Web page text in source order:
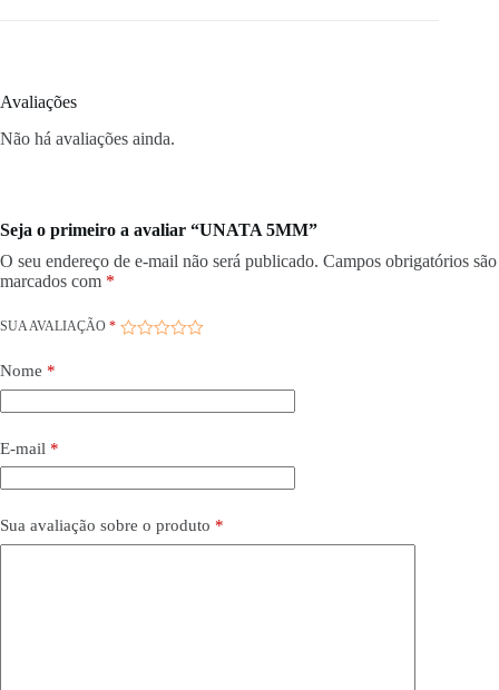
Avaliações
Não há avaliações ainda.
Seja o primeiro a avaliar “UNATA 5MM”
O seu endereço de e-mail não será publicado. Campos obrigatórios são
marcados com *
SUA AVALIAÇÃO *
Nome *
E-mail *
Sua avaliação sobre o produto *